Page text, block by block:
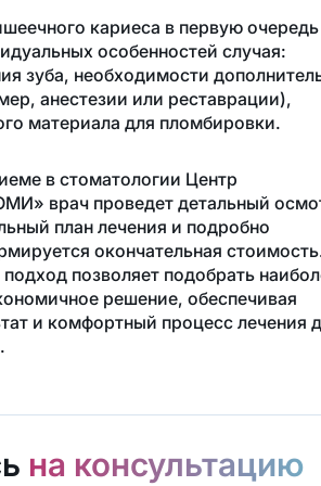
кариеса в первую очередь
особенностей случая:
зуба, необходимости
анестезии или реставрации),
материала для пломбировки.
в стоматологии Центр
врач проведет детальный
план лечения и подробно
окончательная
позволяет подобрать
решение, обеспечивая
и комфортный процесс лечения
на консультацию